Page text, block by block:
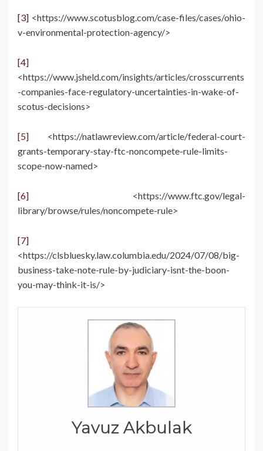
[3] <https://www.scotusblog.com/case-files/cases/ohio-
v-environmental-protection-agency/>
[4]
<https://www.jsheld.com/insights/articles/crosscurrents
-companies-face-regulatory-uncertainties-in-wake-of-
scotus-decisions>
[5] <https://natlawreview.com/article/federal-court-
grants-temporary-stay-ftc-noncompete-rule-limits-
scope-now-named>
[6] <https://www.ftc.gov/legal-
library/browse/rules/noncompete-rule>
[7]
<https://clsbluesky.law.columbia.edu/2024/07/08/big-
business-take-note-rule-by-judiciary-isnt-the-boon-
you-may-think-it-is/>
Yavuz Akbulak